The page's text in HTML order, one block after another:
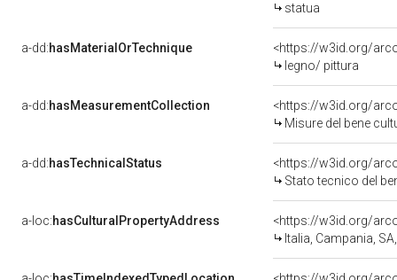
statua
a-dd:hasMaterialOrTechnique
<https://w3id.org/
legno/ pittura
a-dd:hasMeasurementCollection
<https://w3id.org/
Misure del bene
a-dd:hasTechnicalStatus
<https://w3id.org/
Stato tecnico del
a-loc:hasCulturalPropertyAddress
<https://w3id.org/
Italia, Campania,